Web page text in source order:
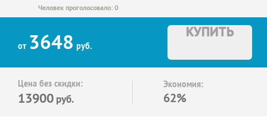
Человек проголосовало: 0
от 3648 руб.
КУПИТЬ
Цена без скидки:
13900 руб.
Экономия:
62%